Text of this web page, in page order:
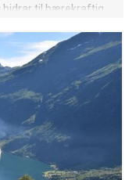
bidrar til bærekraftig